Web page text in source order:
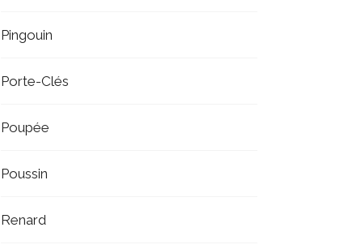
Pingouin
Porte-Clés
Poupée
Poussin
Renard